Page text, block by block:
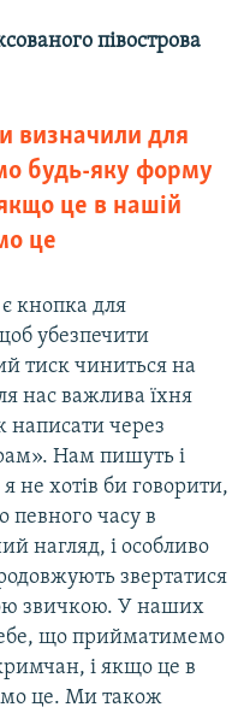
півострова
визначили для
будь-яку форму
це в нашій
це
кнопка для
убезпечити
тиск чиниться на
нас важлива їхня
написати через
Нам пишуть і
не хотів би говорити,
певного часу в
нагляд, і особливо
звертатися
звичкою. У наших
що прийматимемо
і якщо це в
це. Ми також